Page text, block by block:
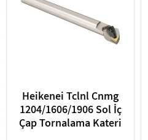
Heikenei Tclnl Cnmg
1204/1606/1906 Sol İç
Çap Tornalama Kateri